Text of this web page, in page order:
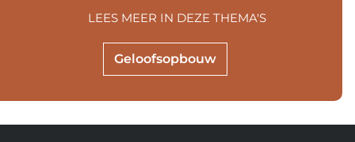
Geloofsopbouw
LEES MEER IN DEZE THEMA'S